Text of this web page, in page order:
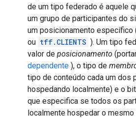
de um tipo federado é aquele
um grupo de participantes do
um posicionamento específico
ou tff.CLIENTS ). Um tipo
valor de posicionamento
dependente ), o tipo de
tipo de conteúdo cada um dos
hospedando localmente) e o
que especifica se todos os
localmente hospedar o mesmo